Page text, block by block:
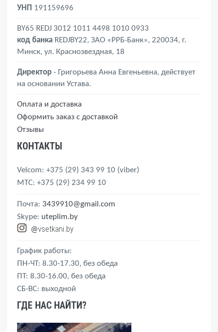
Фастекс (пряжка-замок)
Эспандер
УНП 191159696
BY65 REDJ 3012 1011 4498 1010 0933
код банка REDJBY22, ЗАО «РРБ-Банк», 220034, г.
Минск, ул. Краснозвездная, 18
Директор - Григорьева Анна Евгеньевна, действует
на основании Устава.
Оплата и доставка
Оформить заказ с доставкой
Отзывы
КОНТАКТЫ
Velcom: +375 (29) 343 99 10 (viber)
MTС: +375 (29) 234 99 10
Почта: 3439910@gmail.com
Skype: uteplim.by
@vsetkani.by
График работы:
ПН-ЧТ: 8.30-17.30, без обеда
ПТ: 8.30-16.00, без обеда
СБ-ВС: выходной
ГДЕ НАС НАЙТИ?